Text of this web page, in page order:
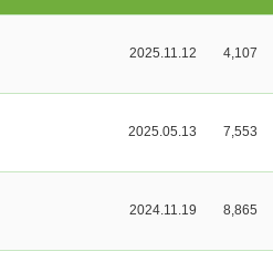
2025.11.12 4,107
2025.05.13 7,553
2024.11.19 8,865